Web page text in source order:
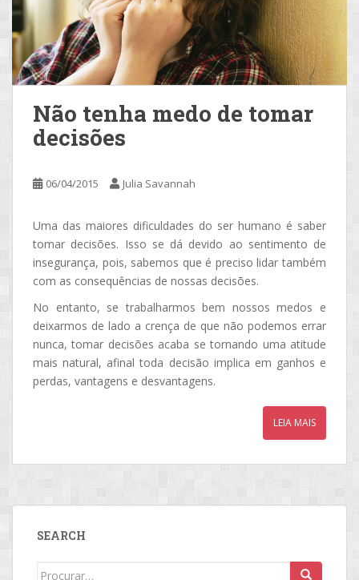
Não tenha medo de tomar
decisões
06/04/2015 Julia Savannah
Uma das maiores dificuldades do ser humano é saber
tomar decisões. Isso se dá devido ao sentimento de
insegurança, pois, sabemos que é preciso lidar também
com as consequências de nossas decisões.
No entanto, se trabalharmos bem nossos medos e
deixarmos de lado a crença de que não podemos errar
nunca, tomar decisões acaba se tornando uma atitude
mais natural, afinal toda decisão implica em ganhos e
perdas, vantagens e desvantagens.
LEIA MAIS
SEARCH
Search